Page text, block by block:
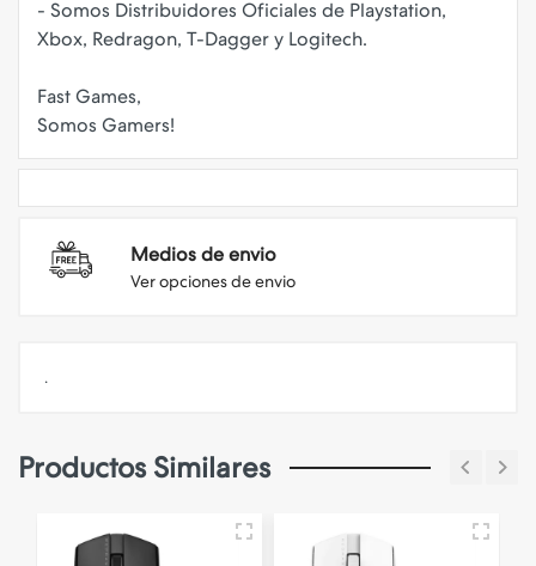
- Somos Distribuidores Oficiales de Playstation,
Xbox, Redragon, T-Dagger y Logitech.
Fast Games,
Medios de envio
Ver opciones de envio
.
Productos Similares